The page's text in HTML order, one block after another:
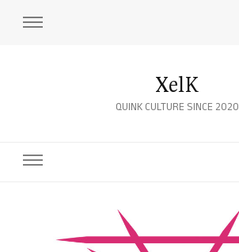
XelK
QUINK CULTURE SINCE 2020